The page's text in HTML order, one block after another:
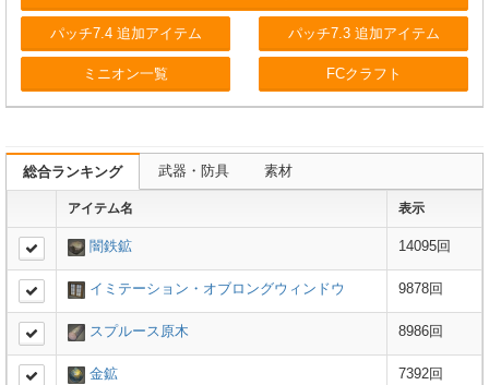
パッチ7.4 追加アイテム
ミニオン一覧
パッチ7.3 追加アイテム
FCクラフト
総合ランキング 武器・防具 素材
アイテム名 表示
闇鉄鉱 14095回
イミテーション・オブロングウィンドウ 9878回
スプルース原木 8986回
金鉱 7392回